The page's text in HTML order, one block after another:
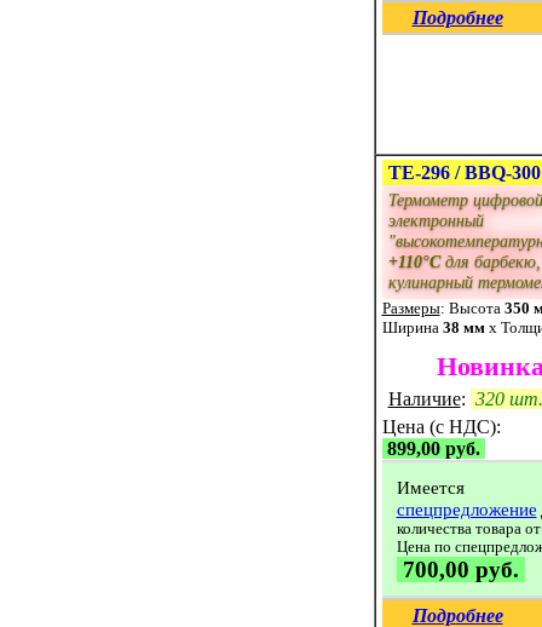
Подробнее
ТЕ-296 / BBQ-300
Термометр цифровой
электронный
+110°Cдля барбекю,
кулинарный
Размеры: Высота 350
Ширина 38 ммx
Наличие: 320
Цена (с НДС):
899,00 руб.
Имеется
спецпредложение
количества товара
Цена по
700,00 руб.
Подробнее